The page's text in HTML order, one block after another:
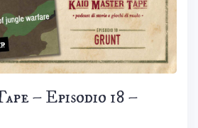
– Episodio 18 –